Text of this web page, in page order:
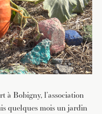
à Bobigny, l’association
quelques mois un jardin